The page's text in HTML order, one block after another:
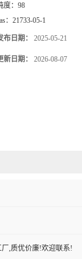
度： 98
： 21733-05-1
布日期： 2025-05-21
新日期： 2026-08-07
厂,质优价廉!欢迎联系!